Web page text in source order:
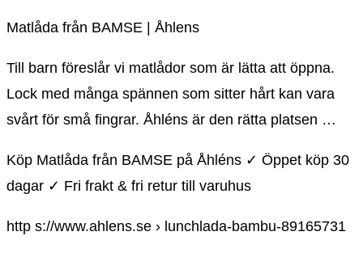
Matlåda från BAMSE | Åhlens
Till barn föreslår vi matlådor som är lätta att öppna.
Lock med många spännen som sitter hårt kan vara
svårt för små fingrar. Åhléns är den rätta platsen …
Köp Matlåda från BAMSE på Åhléns ✓ Öppet köp 30
dagar ✓ Fri frakt & fri retur till varuhus
http s://www.ahlens.se › lunchlada-bambu-89165731